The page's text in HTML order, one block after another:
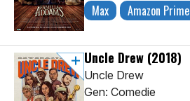
Max Amazon Prime
Uncle Drew (2018)
Uncle Drew
Gen: Comedie